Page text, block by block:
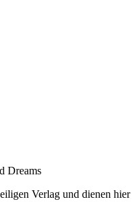
Dreams
Verlag und dienen hier